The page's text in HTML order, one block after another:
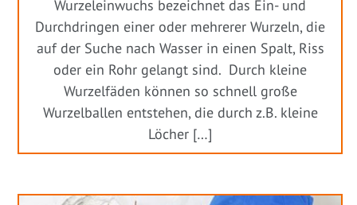
Wurzeleinwuchs bezeichnet das Ein- und
Durchdringen einer oder mehrerer Wurzeln, die
auf der Suche nach Wasser in einen Spalt, Riss
oder ein Rohr gelangt sind. Durch kleine
Wurzelfäden können so schnell große
Wurzelballen entstehen, die durch z.B. kleine
Löcher […]